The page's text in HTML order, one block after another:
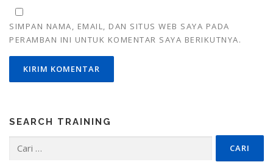
SIMPAN NAMA, EMAIL, DAN SITUS WEB SAYA PADA
PERAMBAN INI UNTUK KOMENTAR SAYA BERIKUTNYA.
SEARCH TRAINING
untuk: